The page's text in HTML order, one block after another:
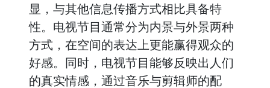
显，与其他信息传播方式相比具备特
性。电视节目通常分为内景与外景两种
方式，在空间的表达上更能赢得观众的
好感。同时，电视节目能够反映出人们
的真实情感，通过音乐与剪辑师的配